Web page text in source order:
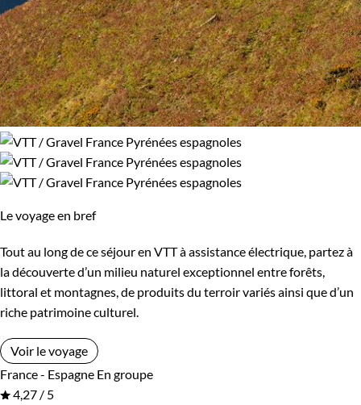
Le voyage en bref
Tout au long de ce séjour en VTT à assistance électrique, partez à
la découverte d’un milieu naturel exceptionnel entre forêts,
littoral et montagnes, de produits du terroir variés ainsi que d’un
riche patrimoine culturel.
Voir le voyage
France - Espagne En groupe
4,27 / 5